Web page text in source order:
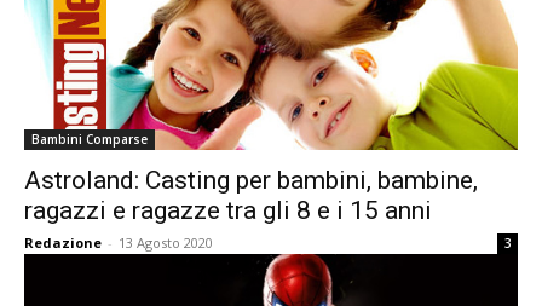
Bambini Comparse
Astroland: Casting per bambini, bambine,
ragazzi e ragazze tra gli 8 e i 15 anni
Redazione - 13 Agosto 2020 3